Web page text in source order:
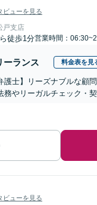
ビューを見る
戸支店
徒歩1分営業時間：
ーランス 料金表を見
護士】リーズナブルな
務やリーガルチェック・
ビューを見る